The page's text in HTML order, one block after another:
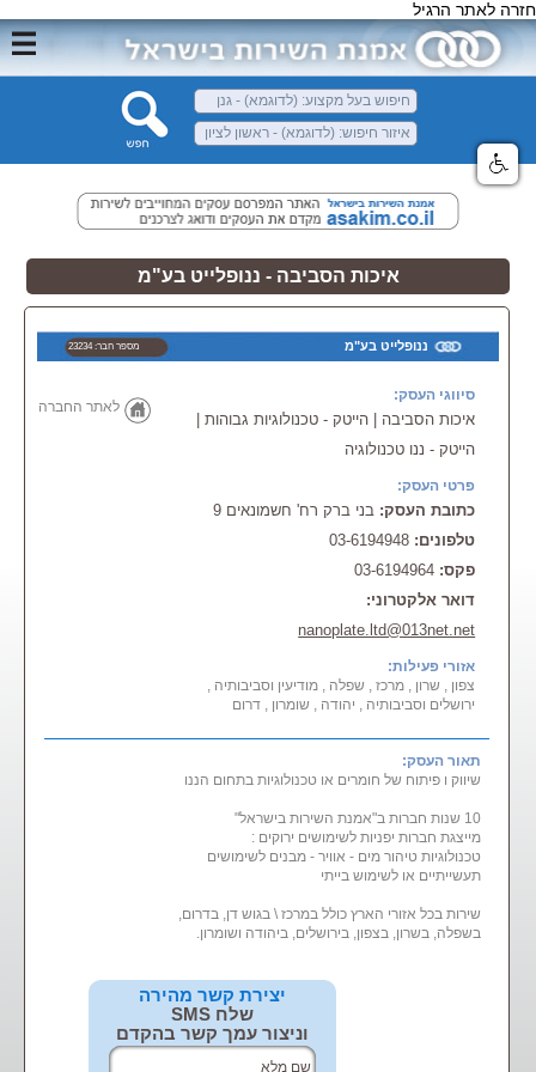
חזרה לאתר הרגיל
איכות הסביבה - ננופלייט בע"מ
ננופלייט בע"מ מספר חבר: 23234
סיווגי העסק:
איכות הסביבה | הייטק - טכנולוגיות גבוהות |
הייטק - ננו טכנולוגיה
פרטי העסק:
כתובת העסק: בני ברק רח' חשמונאים 9
טלפונים: 03-6194948
פקס: 03-6194964
דואר אלקטרוני:
nanoplate.ltd@013net.net
אזורי פעילות:
צפון , שרון , מרכז , שפלה , מודיעין וסביבותיה ,
ירושלים וסביבותיה , יהודה , שומרון , דרום
לאתר החברה
תאור העסק:
שיווק ו פיתוח של חומרים או טכנולוגיות בתחום הננו
10 שנות חברות ב"אמנת השירות בישראל"
מייצגת חברות יפניות לשימושים ירוקים :
טכנולוגיות טיהור מים - אוויר - מבנים לשימושים
תעשייתיים או לשימוש בייתי
שירות בכל אזורי הארץ כולל במרכז \ בגוש דן, בדרום,
בשפלה, בשרון, בצפון, בירושלים, ביהודה ושומרון.
יצירת קשר מהירה
שלח SMS
וניצור עמך קשר בהקדם